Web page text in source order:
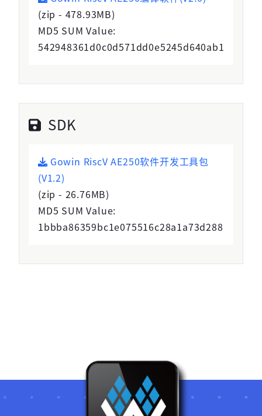
短信登录
未注册手机登录时会自动创建新账号,我已阅读并
同意
(zip - 478.93MB)
MD5 SUM Value:
542948361d0c0d571dd0e5245d640ab1
SDK
Gowin RiscV AE250软件开发工具包
(V1.2)
(zip - 26.76MB)
MD5 SUM Value:
1bbba86359bc1e075516c28a1a73d288